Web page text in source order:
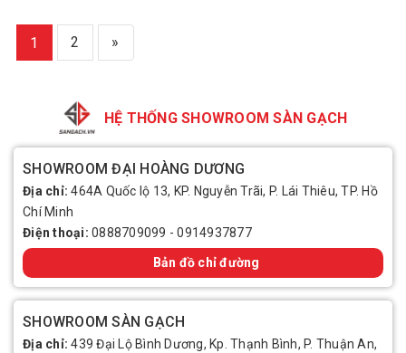
1 2 »
HỆ THỐNG SHOWROOM SÀN GẠCH
SHOWROOM ĐẠI HOÀNG DƯƠNG
Địa chỉ:464A Quốc lộ 13, KP. Nguyễn Trãi, P. Lái Thiêu, TP. Hồ
Chí Minh
Điện thoại: 0888709099 -0914937877
Bản đồ chỉ đường
SHOWROOM SÀN GẠCH
Địa chỉ:439 Đại Lộ Bình Dương, Kp. Thạnh Bình, P. Thuận An,